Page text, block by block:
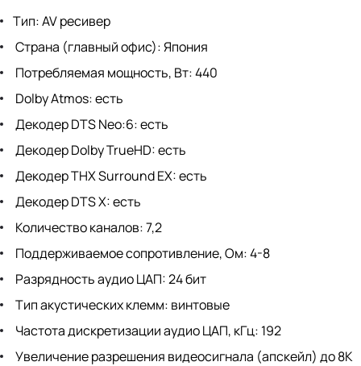
Тип: AV ресивер
Страна (главный офис): Япония
Потребляемая мощность, Вт: 440
Dolby Atmos: есть
Декодер DTS Neo:6: есть
Декодер Dolby TrueHD: есть
Декодер THX Surround EX: есть
Декодер DTS X: есть
Количество каналов: 7,2
Поддерживаемое сопротивление, Ом: 4-8
Разрядность аудио ЦАП: 24 бит
Тип акустических клемм: винтовые
Частота дискретизации аудио ЦАП, кГц: 192
Увеличение разрешения видеосигнала (апскейл) до 8K